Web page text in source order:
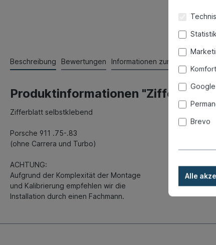
Beschreibung Bewertungen Informationen zur
Produktinformationen "Zifferblatt,
Zifferblatt selbstklebend
Porsche 911 .75-.83
(ohne Carrera und Turbo)
ACHTUNG:
Aufgrund der Komplexität der Montage
und Kalibrierung empfehlen wir die
Installation durch einen Fachmann.
Brevo
Alle